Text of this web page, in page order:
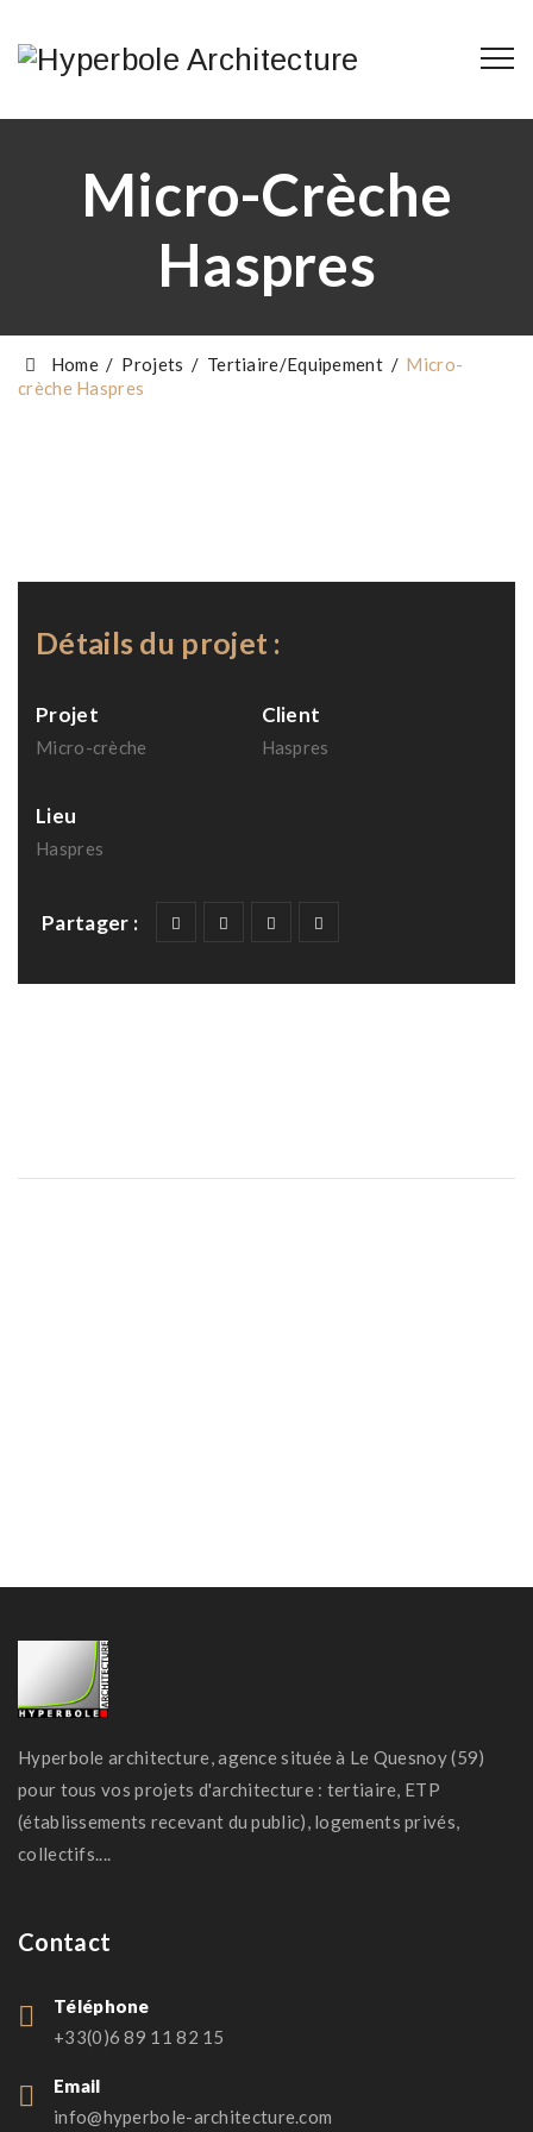
Micro-Crèche
Haspres
Home/ Projets / Tertiaire/Equipement/ Micro-
crèche Haspres
Détails du projet :
Projet
Micro-crèche
Client
Haspres
Lieu
Haspres
Partager :
Hyperbole architecture, agence située à Le Quesnoy (59)
pour tous vos projets d'architecture : tertiaire, ETP
(établissements recevant du public), logements privés,
collectifs....
Contact
Téléphone
+33(0)6 89 11 82 15
Email
info@hyperbole-architecture.com